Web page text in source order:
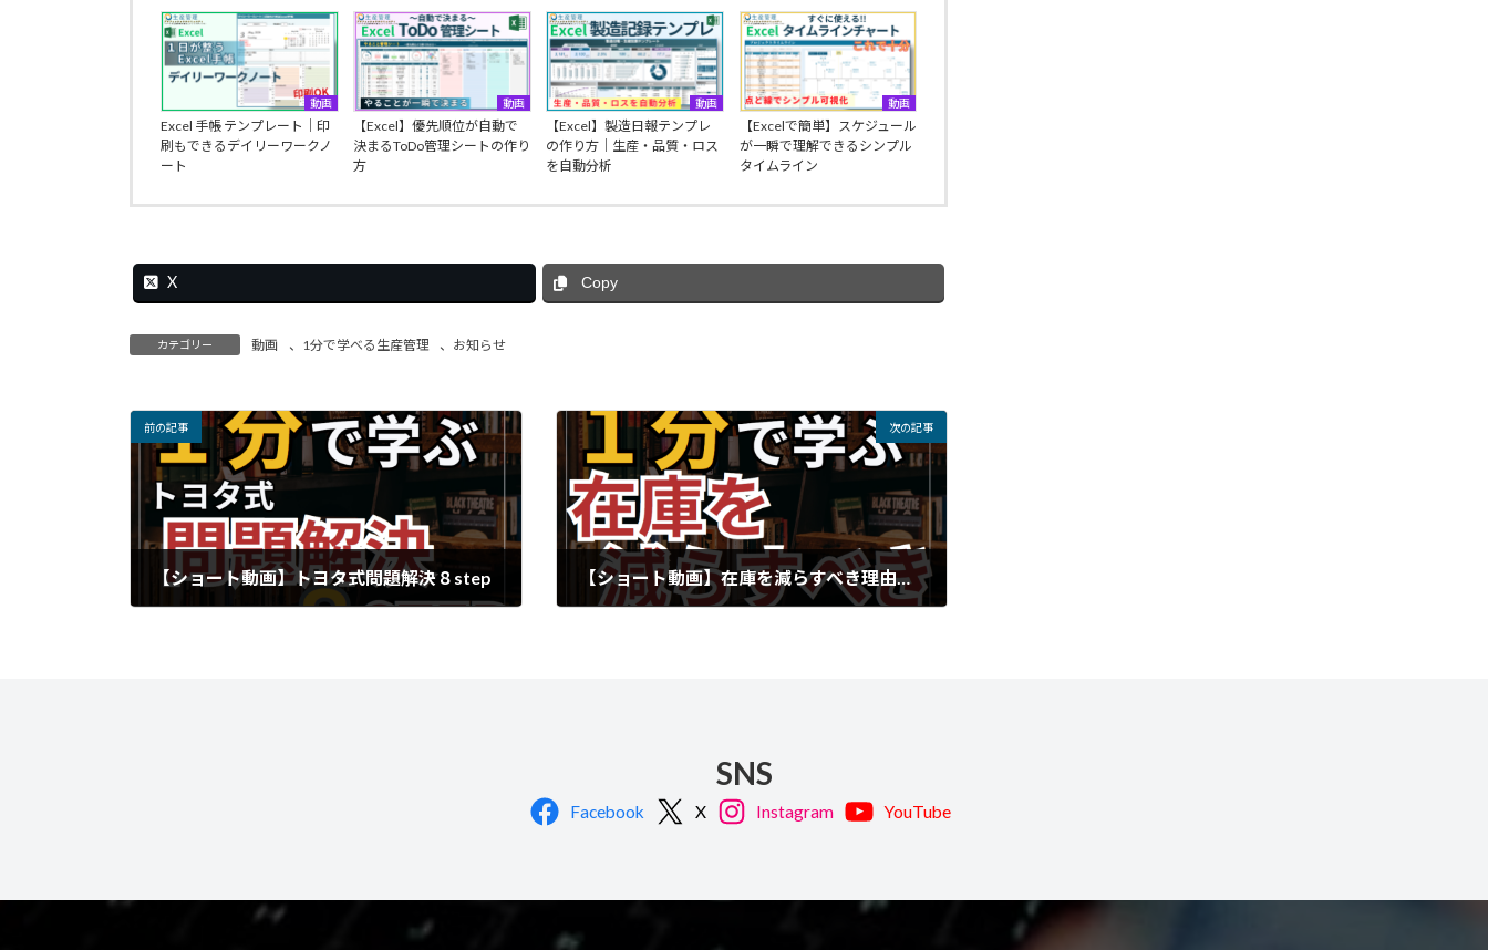
動画
Excel 手帳 テンプレート｜印
刷もできるデイリーワークノ
ート
動画
【Excel】優先順位が自動で
決まるToDo管理シートの作り
方
動画
【Excel】製造日報テンプレ
の作り方｜生産・品質・ロス
を自動分析
動画
【Excelで簡単】スケジュール
が一瞬で理解できるシンプル
タイムライン
X Copy
カテゴリー 動画 、 1分で学べる生産管理 、 お知らせ
前の記事
【ショート動画】トヨタ式問題解決８step
次の記事
【ショート動画】在庫を減らすべき理由６選
SNS
Facebook X Instagram YouTube